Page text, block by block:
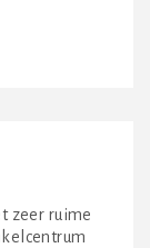
zeer ruime